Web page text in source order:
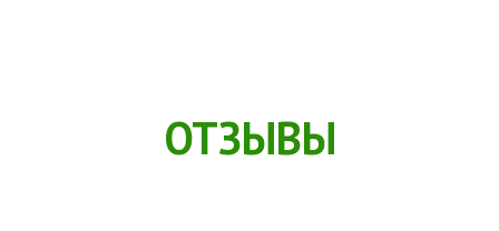
ОТЗЫВЫ